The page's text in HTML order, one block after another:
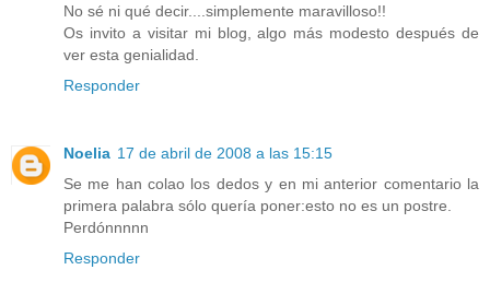
No sé ni qué decir....simplemente maravilloso!!
Os invito a visitar mi blog, algo más modesto después de
ver esta genialidad.
Responder
Noelia 17 de abril de 2008 a las 15:15
Se me han colao los dedos y en mi anterior comentario la
primera palabra sólo quería poner:esto no es un postre.
Perdónnnnn
Responder